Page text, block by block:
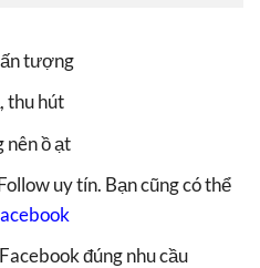
tượng
thu hút
nên ồ ạt
uy tín. Bạn cũng có thể
đúng nhu cầu